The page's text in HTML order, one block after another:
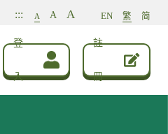
::: A A A EN 繁 简
登
入
註
冊